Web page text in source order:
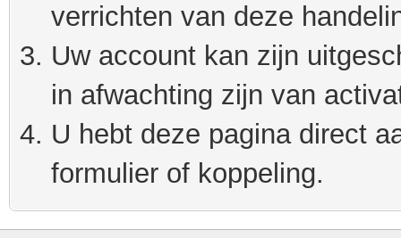
verrichten van deze
Uw account kan zijn
in afwachting zijn van
U hebt deze pagina direct
formulier of koppeling.